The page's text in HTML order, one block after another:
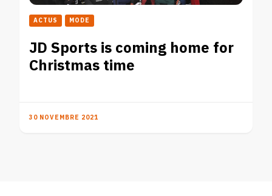
ACTUS MODE
JD Sports is coming home for
Christmas time
30 NOVEMBRE 2021